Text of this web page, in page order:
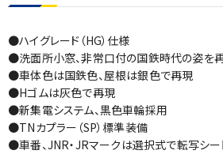
●ハイグレード（HG）仕様
●洗面所小窓、非常口付の国鉄時代の姿を
●車体色は国鉄色、屋根は銀色で再現
●Hゴムは灰色で再現
●新集電システム、黒色車輪採用
●TNカプラー（SP）標準装備
●車番、JNR・JRマークは選択式で転写シー